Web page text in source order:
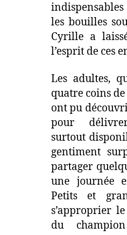
les bouilles
Cyrille a
l’esprit de ces
Les adultes,
quatre coins
ont pu
pour
surtout
gentiment
partager
une journée
Petits et
s’approprier
du